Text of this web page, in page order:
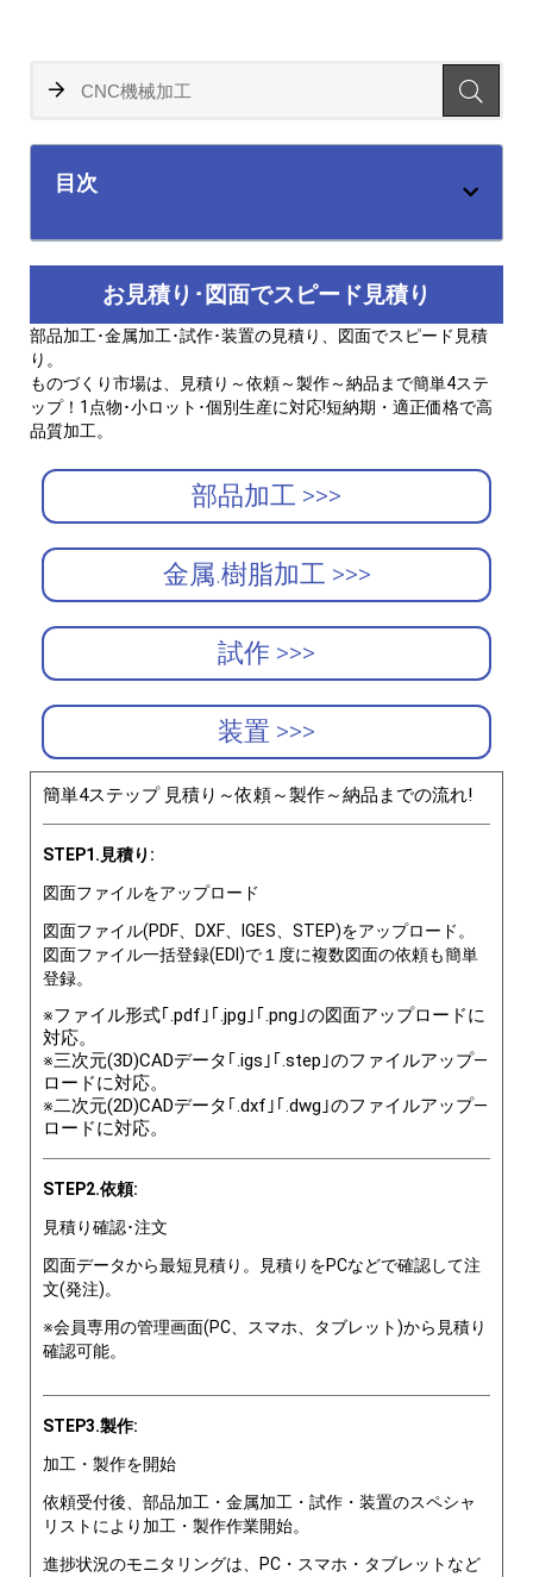
目次
お見積り･図面でスピード見積り
部品加工･金属加工･試作･装置の見積り、図面でスピード見積
り。
ものづくり市場は、見積り～依頼～製作～納品まで簡単4ステ
ップ！1点物･小ロット･個別生産に対応!短納期・適正価格で高
品質加工。
部品加工 >>>
金属.樹脂加工 >>>
試作 >>>
装置 >>>
簡単4ステップ 見積り～依頼～製作～納品までの流れ!
STEP1.見積り:
図面ファイルをアップロード
図面ファイル(PDF、DXF、IGES、STEP)をアップロード。
図面ファイル一括登録(EDI)で１度に複数図面の依頼も簡単
登録。
※ファイル形式｢.pdf｣｢.jpg｣｢.png｣の図面アップロードに
対応。
※三次元(3D)CADデータ｢.igs｣｢.step｣のファイルアップ―
ロードに対応。
※二次元(2D)CADデータ｢.dxf｣｢.dwg｣のファイルアップ―
ロードに対応。
STEP2.依頼:
見積り確認･注文
図面データから最短見積り。見積りをPCなどで確認して注
文(発注)。
※会員専用の管理画面(PC、スマホ、タブレット)から見積り
確認可能。
STEP3.製作:
加工・製作を開始
依頼受付後、部品加工・金属加工・試作・装置のスペシャ
リストにより加工・製作作業開始。
進捗状況のモニタリングは、PC・スマホ・タブレットなど